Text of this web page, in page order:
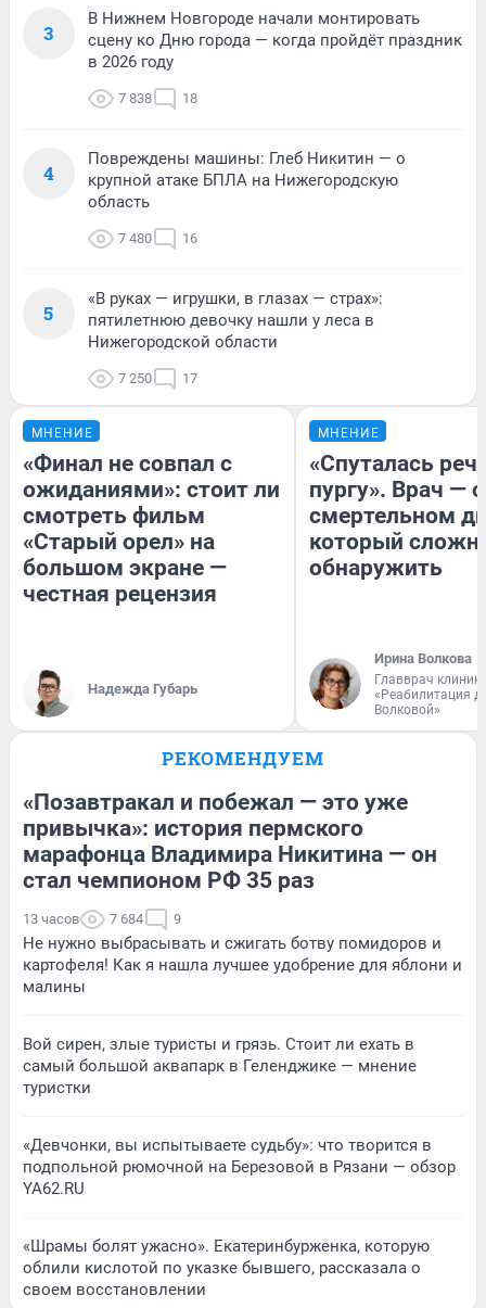
3
В Нижнем Новгороде начали монтировать
сцену ко Дню города — когда пройдёт праздник
в 2026 году
7 838 18
4
Повреждены машины: Глеб Никитин — о
крупной атаке БПЛА на Нижегородскую
область
7 480 16
5
«В руках — игрушки, в глазах — страх»:
пятилетнюю девочку нашли у леса в
Нижегородской области
7 250 17
МНЕНИЕ
«Финал не совпал с
ожиданиями»: стоит ли
смотреть фильм
«Старый орел» на
большом экране —
честная рецензия
Надежда Губарь
МНЕНИЕ
«Спуталась
пургу». Врач — о
смертельном
который
обнаружить
Ирина Волкова
Главврач
«Реабилитация
Волковой»
РЕКОМЕНДУЕМ
«Позавтракал и побежал — это уже
привычка»: история пермского
марафонца Владимира Никитина — он
стал чемпионом РФ 35 раз
13 часов 7 684 9
Не нужно выбрасывать и сжигать ботву помидоров и
картофеля! Как я нашла лучшее удобрение для яблони и
малины
Вой сирен, злые туристы и грязь. Стоит ли ехать в
самый большой аквапарк в Геленджике — мнение
туристки
«Девчонки, вы испытываете судьбу»: что творится в
подпольной рюмочной на Березовой в Рязани — обзор
YA62.RU
«Шрамы болят ужасно». Екатеринбурженка, которую
облили кислотой по указке бывшего, рассказала о
своем восстановлении